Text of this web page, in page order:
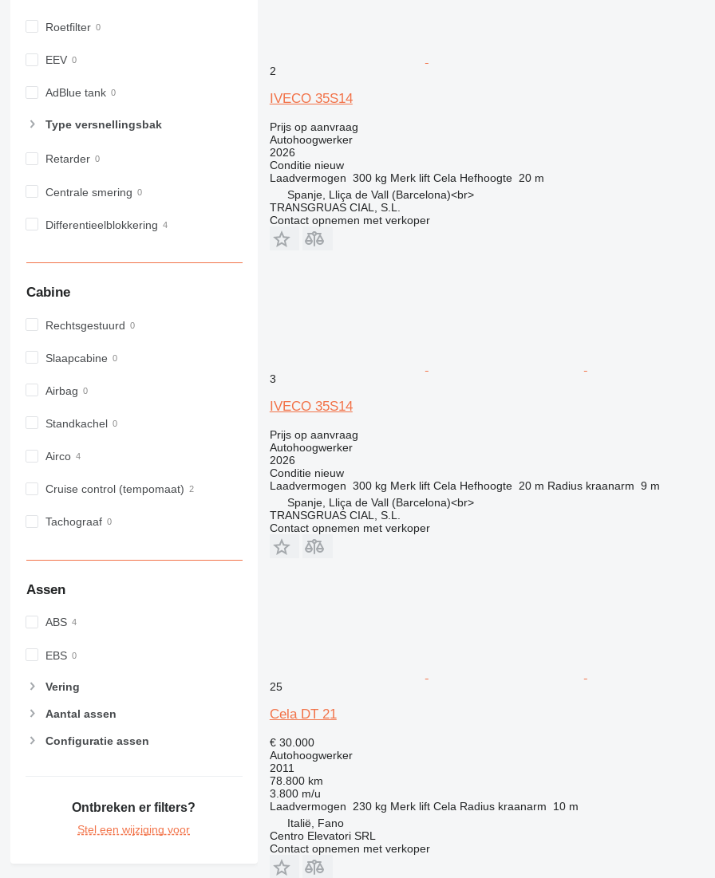
Roetfilter
EEV
AdBlue tank
Type versnellingsbak
Retarder
Centrale smering
Differentieelblokkering
Cabine
Rechtsgestuurd
Slaapcabine
Airbag
Standkachel
Airco
Cruise control (tempomaat)
Tachograaf
Assen
ABS
EBS
Vering
Aantal assen
Configuratie assen
Ontbreken er filters?
Stel een wijziging voor
2
IVECO 35S14
Prijs op aanvraag
Autohoogwerker
2026
Conditienieuw
Laadvermogen 300 kg Merk lift Cela Hefhoogte 20 m
Spanje, Lliça de Vall (Barcelona)<br>
TRANSGRUAS CIAL, S.L.
Contact opnemen met verkoper
3
IVECO 35S14
Prijs op aanvraag
Autohoogwerker
2026
Conditienieuw
Laadvermogen 300 kg Merk lift Cela Hefhoogte 20 m Radius kraanarm 9 m
Spanje, Lliça de Vall (Barcelona)<br>
TRANSGRUAS CIAL, S.L.
Contact opnemen met verkoper
25
Cela DT 21
€ 30.000
Autohoogwerker
2011
78.800 km
3.800 m/u
Laadvermogen
230 kg Merk lift Cela Radius kraanarm
10 m
Italië, Fano
Centro Elevatori SRL
Contact opnemen met verkoper